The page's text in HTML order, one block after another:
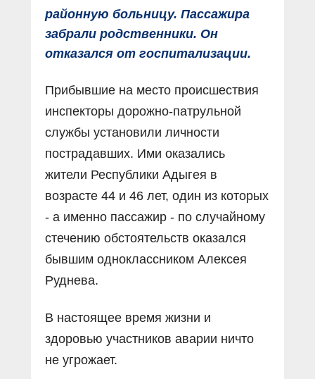
районную больницу. Пассажира
забрали родственники. Он
отказался от госпитализации.
Прибывшие на место происшествия
инспекторы дорожно-патрульной
службы установили личности
пострадавших. Ими оказались
жители Республики Адыгея в
возрасте 44 и 46 лет, один из которых
- а именно пассажир - по случайному
стечению обстоятельств оказался
бывшим одноклассником Алексея
Руднева.
В настоящее время жизни и
здоровью участников аварии ничто
не угрожает.